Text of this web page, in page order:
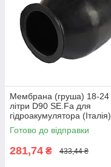
Мембрана (груша) 18-24
літри D90 SE.Fa для
гідроакумулятора (Італія)
Готово до відправки
281,74 ₴ 433,44 ₴